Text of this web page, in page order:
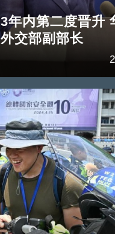
3年内第二度晋升
外交部副部长